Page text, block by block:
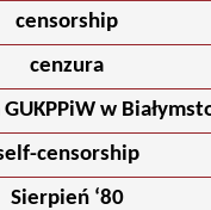
censorship
cenzura
w
censorship
Sierpień ‘80